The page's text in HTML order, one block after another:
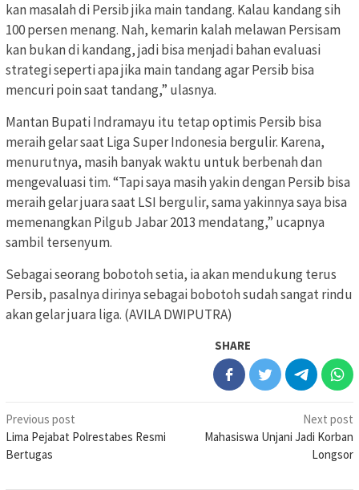
kan masalah di Persib jika main tandang. Kalau kandang sih
100 persen menang. Nah, kemarin kalah melawan Persisam
kan bukan di kandang, jadi bisa menjadi bahan evaluasi
strategi seperti apa jika main tandang agar Persib bisa
mencuri poin saat tandang,” ulasnya.
Mantan Bupati Indramayu itu tetap optimis Persib bisa
meraih gelar saat Liga Super Indonesia bergulir. Karena,
menurutnya, masih banyak waktu untuk berbenah dan
mengevaluasi tim. “Tapi saya masih yakin dengan Persib bisa
meraih gelar juara saat LSI bergulir, sama yakinnya saya bisa
memenangkan Pilgub Jabar 2013 mendatang,” ucapnya
sambil tersenyum.
Sebagai seorang bobotoh setia, ia akan mendukung terus
Persib, pasalnya dirinya sebagai bobotoh sudah sangat rindu
akan gelar juara liga. (AVILA DWIPUTRA)
SHARE
Post
navigation
Previous post
Lima Pejabat Polrestabes Resmi
Bertugas
Next post
Mahasiswa Unjani Jadi Korban
Longsor